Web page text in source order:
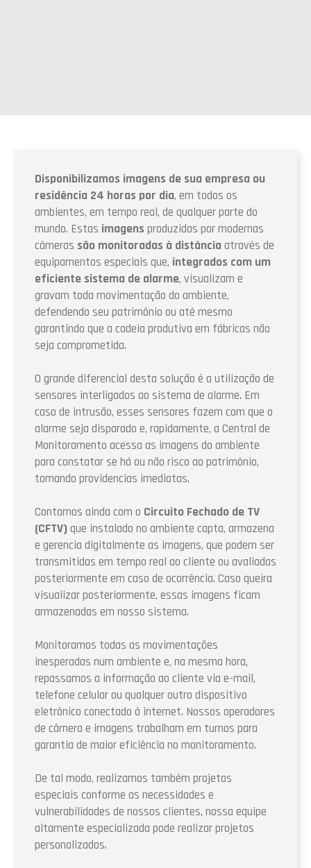
Disponibilizamos imagens de sua empresa ou
residência 24 horas por dia, em todos os
ambientes, em tempo real, de qualquer parte do
mundo. Estas imagens produzidas por modernas
câmeras são monitoradas à distânciaatravés de
equipamentos especiais que, integrados com um
eficiente sistema de alarme, visualizam e
gravam toda movimentação do ambiente,
defendendo seu patrimônio ou até mesmo
garantindo que a cadeia produtiva em fábricas não
seja comprometida.
O grande diferencial desta solução é a utilização de
sensores interligados ao sistema de alarme. Em
caso de intrusão, esses sensores fazem com que o
alarme seja disparado e, rapidamente, a Central de
Monitoramento acessa as imagens do ambiente
para constatar se há ou não risco ao patrimônio,
tomando providencias imediatas.
Contamos ainda com o Circuito Fechado de TV
(CFTV)que instalado no ambiente capta, armazena
e gerencia digitalmente as imagens, que podem ser
transmitidas em tempo real ao cliente ou avaliadas
posteriormente em caso de ocorrência. Caso queira
visualizar posteriormente, essas imagens ficam
armazenadas em nosso sistema.
Monitoramos todas as movimentações
inesperadas num ambiente e, na mesma hora,
repassamos a informação ao cliente via e-mail,
telefone celular ou qualquer outro dispositivo
eletrônico conectado à internet. Nossos operadores
de câmera e imagens trabalham em turnos para
garantia de maior eficiência no monitoramento.
De tal modo, realizamos também projetos
especiais conforme as necessidades e
vulnerabilidades de nossos clientes, nossa equipe
altamente especializada pode realizar projetos
personalizados.